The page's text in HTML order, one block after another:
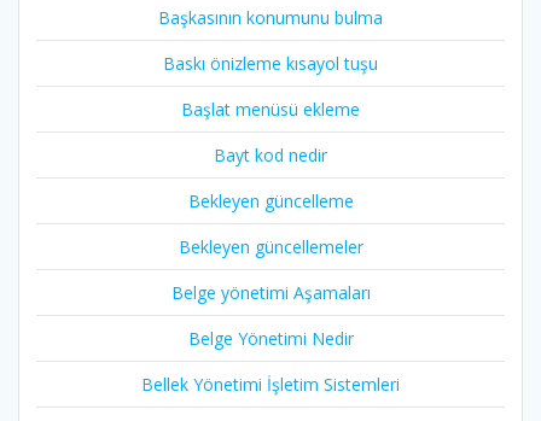
Başkasının konumunu bulma
Baskı önizleme kısayol tuşu
Başlat menüsü ekleme
Bayt kod nedir
Bekleyen güncelleme
Bekleyen güncellemeler
Belge yönetimi Aşamaları
Belge Yönetimi Nedir
Bellek Yönetimi İşletim Sistemleri